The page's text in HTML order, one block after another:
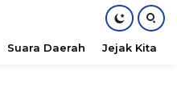
Suara Daerah Jejak Kita